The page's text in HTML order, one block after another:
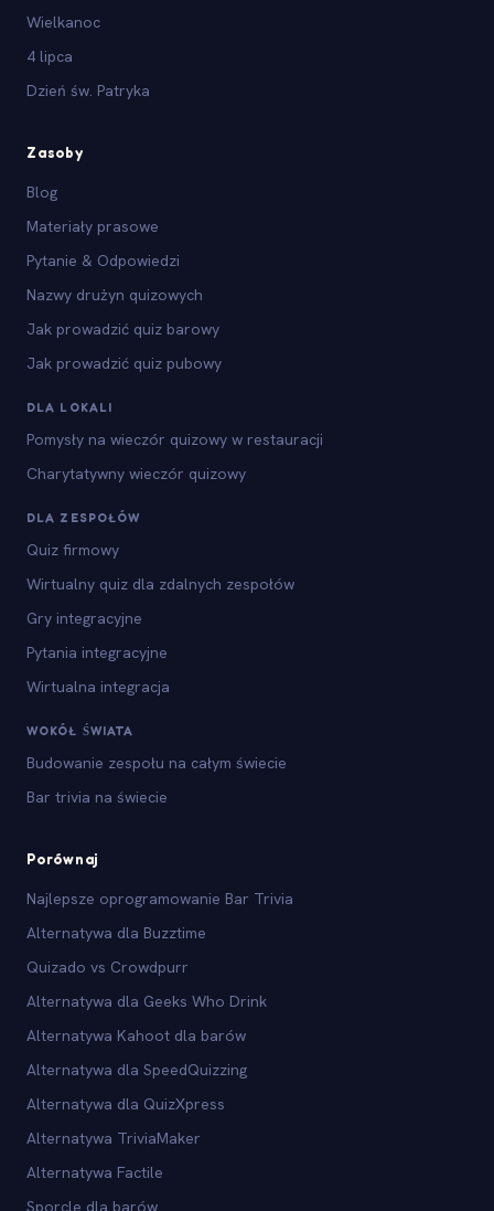
Wielkanoc
4 lipca
Dzień św. Patryka
Zasoby
Blog
Materiały prasowe
Pytanie & Odpowiedzi
Nazwy drużyn quizowych
Jak prowadzić quiz barowy
Jak prowadzić quiz pubowy
DLA LOKALI
Pomysły na wieczór quizowy w restauracji
Charytatywny wieczór quizowy
DLA ZESPOŁÓW
Quiz firmowy
Wirtualny quiz dla zdalnych zespołów
Gry integracyjne
Pytania integracyjne
Wirtualna integracja
WOKÓŁ ŚWIATA
Budowanie zespołu na całym świecie
Bar trivia na świecie
Porównaj
Najlepsze oprogramowanie Bar Trivia
Alternatywa dla Buzztime
Quizado vs Crowdpurr
Alternatywa dla Geeks Who Drink
Alternatywa Kahoot dla barów
Alternatywa dla SpeedQuizzing
Alternatywa dla QuizXpress
Alternatywa TriviaMaker
Alternatywa Factile
Sporcle dla barów